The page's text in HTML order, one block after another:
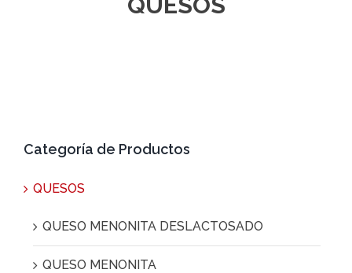
Categoría de Productos
QUESOS
QUESO MENONITA DESLACTOSADO
QUESO MENONITA